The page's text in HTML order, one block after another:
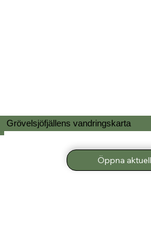
Grövelsjöfjällens vandringskarta
Öppna